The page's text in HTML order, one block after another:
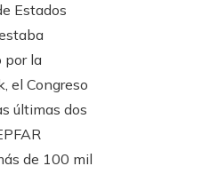
Estados
por la
el Congreso
últimas dos
de 100 mil